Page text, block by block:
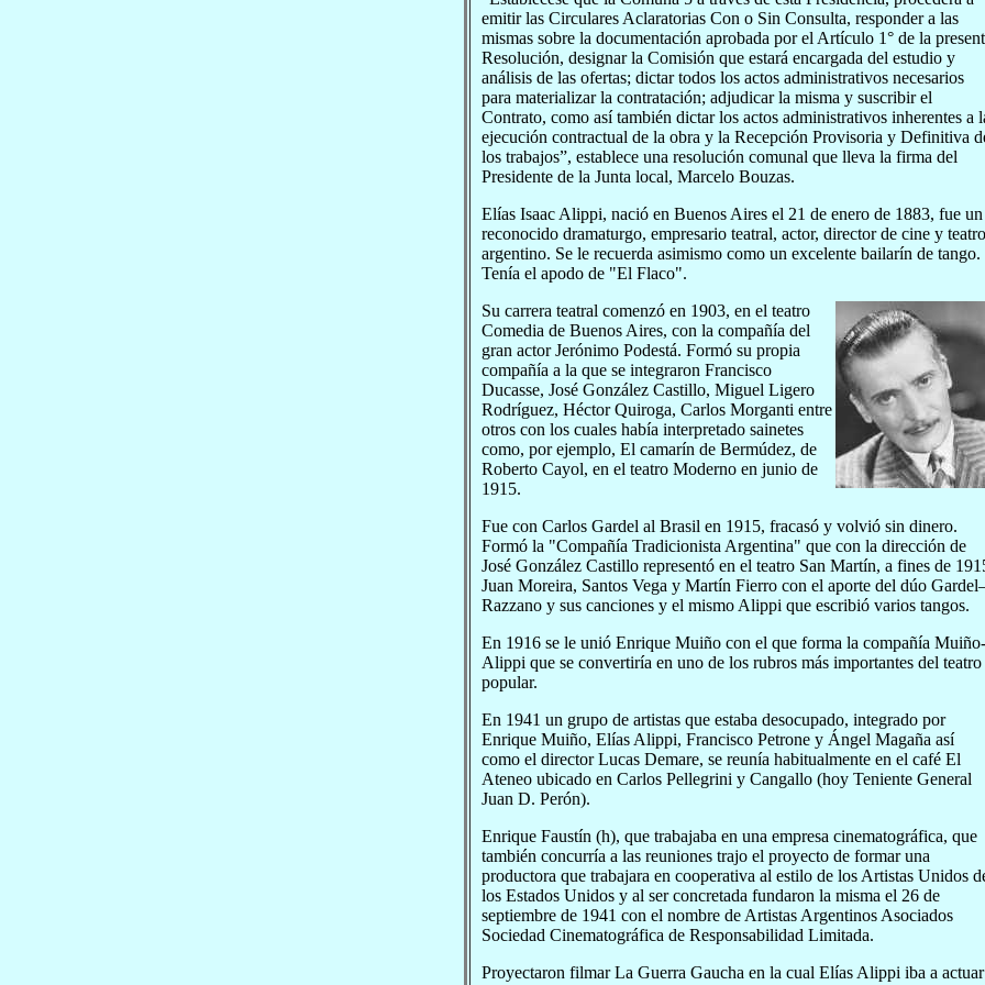
emitir las Circulares Aclaratorias Con o Sin Consulta, responder a las
mismas sobre la documentación aprobada por el Artículo 1° de la
Resolución, designar la Comisión que estará encargada del estudio y
análisis de las ofertas; dictar todos los actos administrativos necesarios
para materializar la contratación; adjudicar la misma y suscribir el
Contrato, como así también dictar los actos administrativos inherentes a
ejecución contractual de la obra y la Recepción Provisoria y Definitiva
los trabajos”, establece una resolución comunal que lleva la firma del
Presidente de la Junta local, Marcelo Bouzas.
Elías Isaac Alippi, nació en Buenos Aires el 21 de enero de 1883, fue un
reconocido dramaturgo, empresario teatral, actor, director de cine y teatro
argentino. Se le recuerda asimismo como un excelente bailarín de tango.
Tenía el apodo de "El Flaco".
Su carrera teatral comenzó en 1903, en el teatro
Comedia de Buenos Aires, con la compañía del
gran actor Jerónimo Podestá. Formó su propia
compañía a la que se integraron Francisco
Ducasse, José González Castillo, Miguel Ligero
Rodríguez, Héctor Quiroga, Carlos Morganti entre
otros con los cuales había interpretado sainetes
como, por ejemplo, El camarín de Bermúdez, de
Roberto Cayol, en el teatro Moderno en junio de
1915.
Fue con Carlos Gardel al Brasil en 1915, fracasó y volvió sin dinero.
Formó la "Compañía Tradicionista Argentina" que con la dirección de
José González Castillo representó en el teatro San Martín, a fines de
Juan Moreira, Santos Vega y Martín Fierro con el aporte del dúo
Razzano y sus canciones y el mismo Alippi que escribió varios tangos.
En 1916 se le unió Enrique Muiño con el que forma la compañía Muiño-
Alippi que se convertiría en uno de los rubros más importantes del teatro
popular.
En 1941 un grupo de artistas que estaba desocupado, integrado por
Enrique Muiño, Elías Alippi, Francisco Petrone y Ángel Magaña así
como el director Lucas Demare, se reunía habitualmente en el café El
Ateneo ubicado en Carlos Pellegrini y Cangallo (hoy Teniente General
Juan D. Perón).
Enrique Faustín (h), que trabajaba en una empresa cinematográfica, que
también concurría a las reuniones trajo el proyecto de formar una
productora que trabajara en cooperativa al estilo de los Artistas Unidos
los Estados Unidos y al ser concretada fundaron la misma el 26 de
septiembre de 1941 con el nombre de Artistas Argentinos Asociados
Sociedad Cinematográfica de Responsabilidad Limitada.
Proyectaron filmar La Guerra Gaucha en la cual Elías Alippi iba a actuar